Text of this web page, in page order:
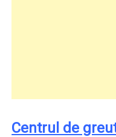
Centrul de